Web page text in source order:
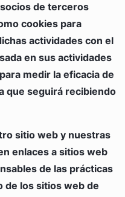
de terceros
cookies para
actividades con el
en sus actividades
medir la eficacia de
que seguirá recibiendo
sitio web y nuestras
enlaces a sitios web
de las prácticas
de los sitios web de